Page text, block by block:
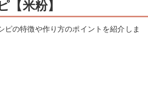
【米粉】
の特徴や作り方のポイントを紹介しま